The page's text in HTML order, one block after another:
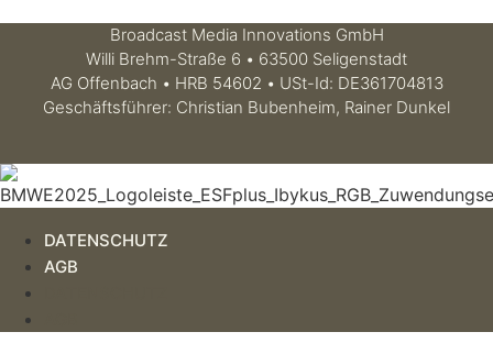
Broadcast Media Innovations GmbH
Willi Brehm-Straße 6 • 63500 Seligenstadt
AG Offenbach • HRB 54602 • USt-Id: DE361704813
Geschäftsführer: Christian Bubenheim, Rainer Dunkel
DATENSCHUTZ
AGB